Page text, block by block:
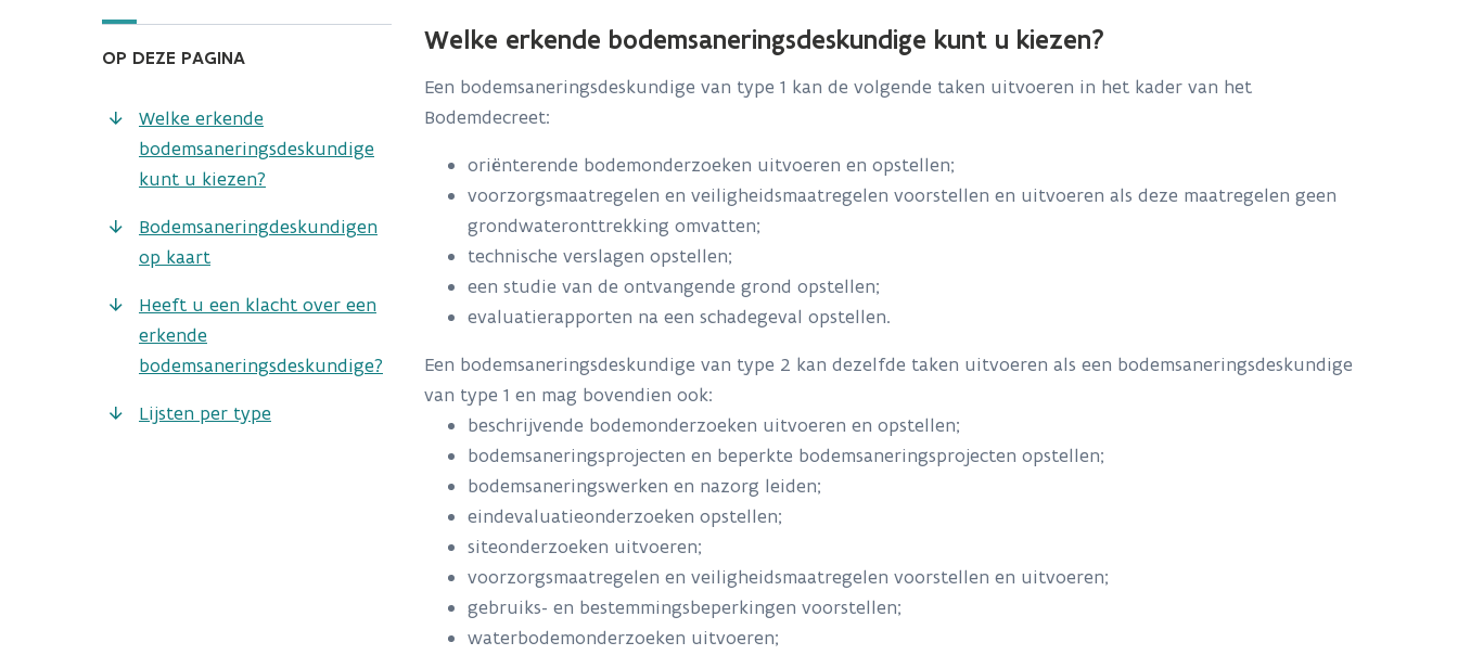
OP DEZE PAGINA
Welke erkende
bodemsaneringsdeskundige
kunt u kiezen?
Bodemsaneringdeskundigen
op kaart
Heeft u een klacht over een
erkende
bodemsaneringsdeskundige?
Lijsten per type
Welke erkende bodemsaneringsdeskundige kunt u kiezen?
Een bodemsaneringsdeskundige van type 1 kan de volgende taken uitvoeren in het kader van het
Bodemdecreet:
oriënterende bodemonderzoeken uitvoeren en opstellen;
voorzorgsmaatregelen en veiligheidsmaatregelen voorstellen en uitvoeren als deze maatregelen geen
grondwateronttrekking omvatten;
technische verslagen opstellen;
een studie van de ontvangende grond opstellen;
evaluatierapporten na een schadegeval opstellen.
Een bodemsaneringsdeskundige van type 2 kan dezelfde taken uitvoeren als een bodemsaneringsdeskundige
van type 1 en mag bovendien ook:
beschrijvende bodemonderzoeken uitvoeren en opstellen;
bodemsaneringsprojecten en beperkte bodemsaneringsprojecten opstellen;
bodemsaneringswerken en nazorg leiden;
eindevaluatieonderzoeken opstellen;
siteonderzoeken uitvoeren;
voorzorgsmaatregelen en veiligheidsmaatregelen voorstellen en uitvoeren;
gebruiks- en bestemmingsbeperkingen voorstellen;
waterbodemonderzoeken uitvoeren;